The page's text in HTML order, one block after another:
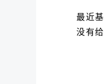
最近
没有